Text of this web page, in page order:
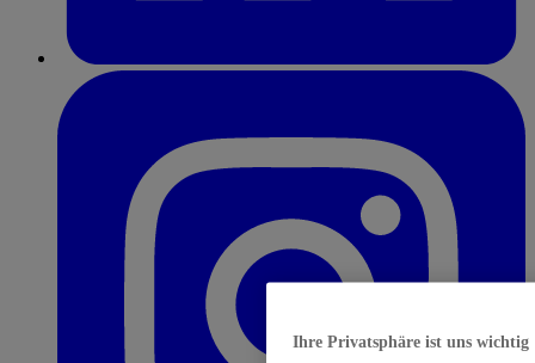
Ihre Privatsphäre ist uns wichtig